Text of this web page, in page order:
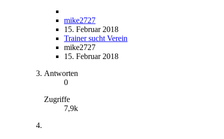
mike2727
15. Februar 2018
Trainer sucht Verein
mike2727
15. Februar 2018
Antworten
0
Zugriffe
7,9k